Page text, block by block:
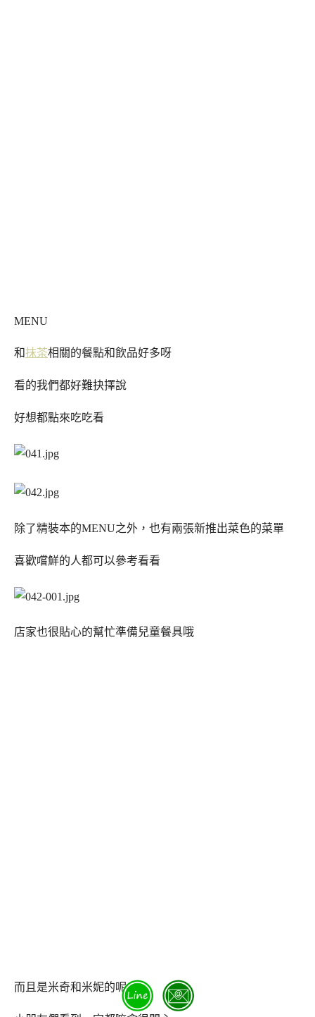
MENU
和抹茶相關的餐點和飲品好多呀
看的我們都好難抉擇說
好想都點來吃吃看
除了精裝本的MENU之外，也有兩張新推出菜色的菜單
喜歡嚐鮮的人都可以參考看看
店家也很貼心的幫忙準備兒童餐具哦
而且是米奇和米妮的呢~